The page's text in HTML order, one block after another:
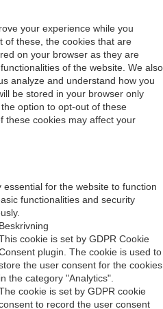
your experience while you
of these, the cookies that are
on your browser as they are
of the website. We also
analyze and understand how you
be stored in your browser only
option to opt-out of these
these cookies may affect your
for the website to function
functionalities and security
Beskrivning
cookie is set by GDPR Cookie
plugin. The cookie is used to
the user consent for the cookies
in the category "Analytics".
cookie is set by GDPR cookie
to record the user consent